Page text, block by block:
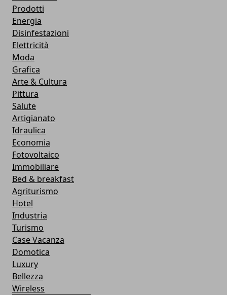
Prodotti
Energia
Disinfestazioni
Elettricità
Moda
Grafica
Arte & Cultura
Pittura
Salute
Artigianato
Idraulica
Economia
Fotovoltaico
Immobiliare
Bed & breakfast
Agriturismo
Hotel
Industria
Turismo
Case Vacanza
Domotica
Luxury
Bellezza
Wireless